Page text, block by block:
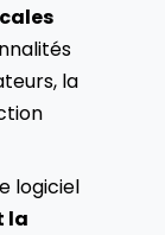
la
logiciel
la